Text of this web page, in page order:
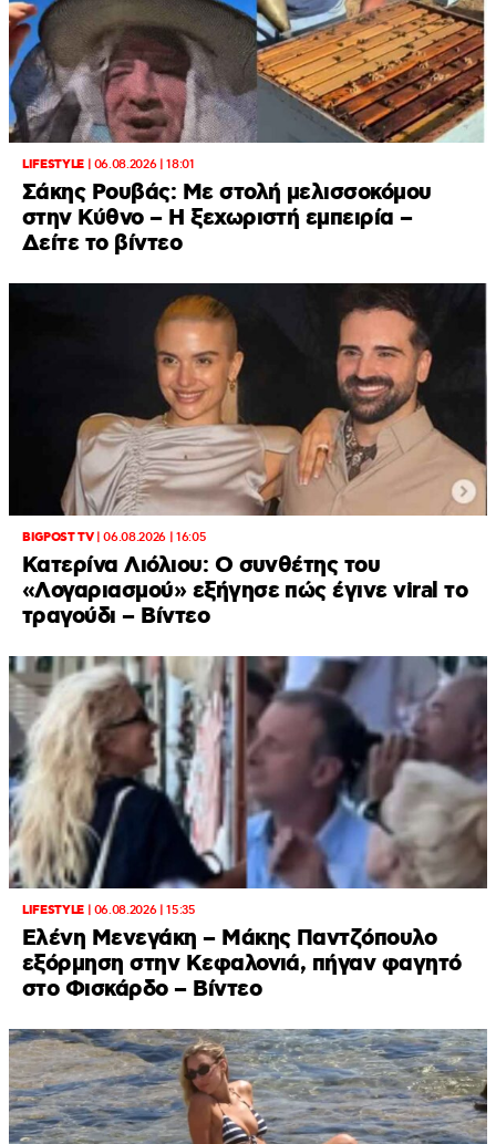
LIFESTYLE| 06.08.2026 | 18:01
Σάκης Ρουβάς: Με στολή μελισσοκόμου
στην Κύθνο – Η ξεχωριστή εμπειρία –
Δείτε το βίντεο
BIGPOST TV|06.08.2026 | 16:05
Κατερίνα Λιόλιου: Ο συνθέτης του
«Λογαριασμού» εξήγησε πώς έγινε viral το
τραγούδι – Βίντεο
LIFESTYLE| 06.08.2026 | 15:35
Ελένη Μενεγάκη – Μάκης Παντζόπουλο
εξόρμηση στην Κεφαλονιά, πήγαν φαγητό
στο Φισκάρδο – Βίντεο